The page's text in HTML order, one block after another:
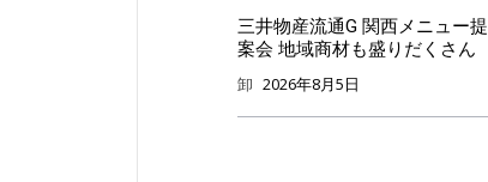
三井物産流通G 関西メニュー提
案会 地域商材も盛りだくさん
卸 2026年8月5日